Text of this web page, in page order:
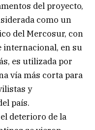
del proyecto,
como un
del Mercosur, con
en su
es utilizada por
vía más corta para
y
país.
deterioro de la